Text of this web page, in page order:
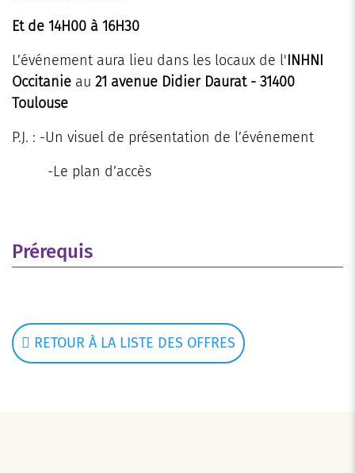
Et de 14H00 à 16H30
L’événement aura lieu dans les locaux de l'INHNI
Occitanie au 21 avenue Didier Daurat - 31400
Toulouse
P.J. : -Un visuel de présentation de l’événement
-Le plan d’accès
Prérequis
RETOUR À LA LISTE DES OFFRES